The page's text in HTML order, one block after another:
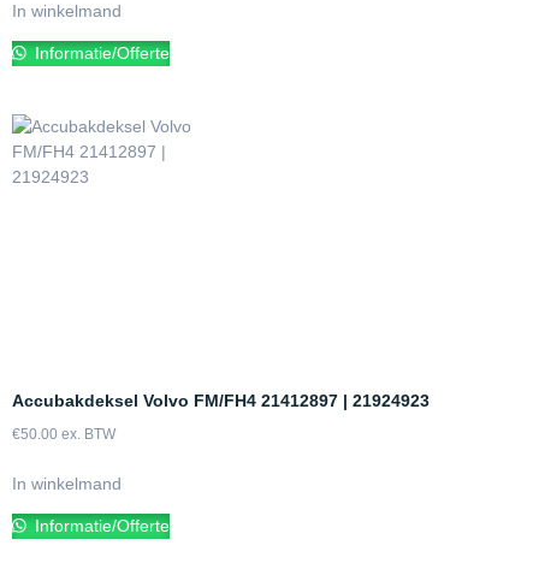
In winkelmand
Informatie/Offerte
Accubakdeksel Volvo FM/FH4 21412897 | 21924923
€50.00 ex. BTW
In winkelmand
Informatie/Offerte